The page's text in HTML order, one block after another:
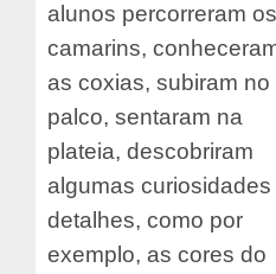
alunos percorreram os
camarins,
as coxias, subiram no
palco, sentaram na
plateia, descobriram
algumas curiosidades
detalhes, como por
exemplo, as cores do